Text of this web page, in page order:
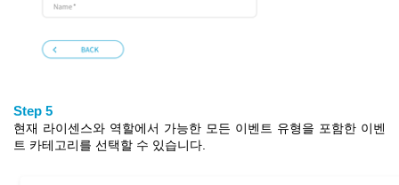
Step 5
현재 라이센스와 역할에서 가능한 모든 이벤트 유형을 포함한 이벤
트 카테고리를 선택할 수 있습니다.